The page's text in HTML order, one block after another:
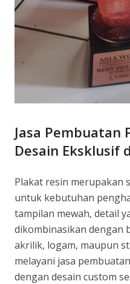
Jasa Pembuatan
Desain Eksklusif
Plakat resin merupakan
untuk kebutuhan
tampilan mewah, detail
dikombinasikan dengan
akrilik, logam, maupun
melayani jasa
dengan desain custom